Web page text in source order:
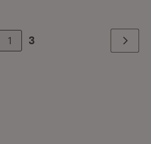
1 3 Weiter